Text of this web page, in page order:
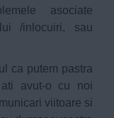
asociate
/inlocuiri, sau
ca putem pastra
avut-o cu noi
viitoare si